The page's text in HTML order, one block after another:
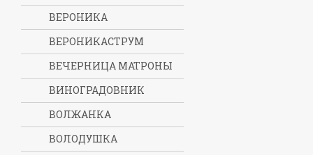
ВЕРОНИКА
ВЕРОНИКАСТРУМ
ВЕЧЕРНИЦА МАТРОНЫ
ВИНОГРАДОВНИК
ВОЛЖАНКА
ВОЛОДУШКА